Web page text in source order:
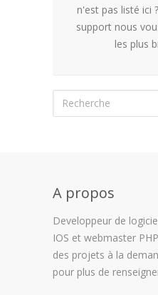
n'est pas listé ici
support nous
les plus
A propos
Developpeur de
IOS et webmaster
des projets à la
pour plus de